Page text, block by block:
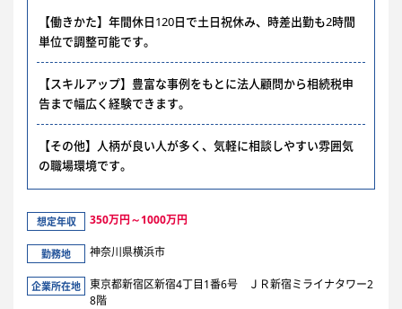
【働きかた】年間休日120日で土日祝休み、時差出勤も2時間
単位で調整可能です。
【スキルアップ】豊富な事例をもとに法人顧問から相続税申
告まで幅広く経験できます。
【その他】人柄が良い人が多く、気軽に相談しやすい雰囲気
の職場環境です。
想定年収 350万円～1000万円
勤務地 神奈川県横浜市
企業所在地
東京都新宿区新宿4丁目1番6号 ＪＲ新宿ミライナタワー2
8階